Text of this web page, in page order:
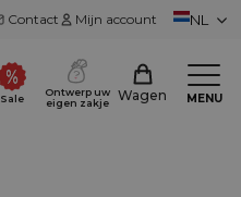
Contact Mijn account NL
Sale
Ontwerp uw
eigen zakje
Wagen MENU